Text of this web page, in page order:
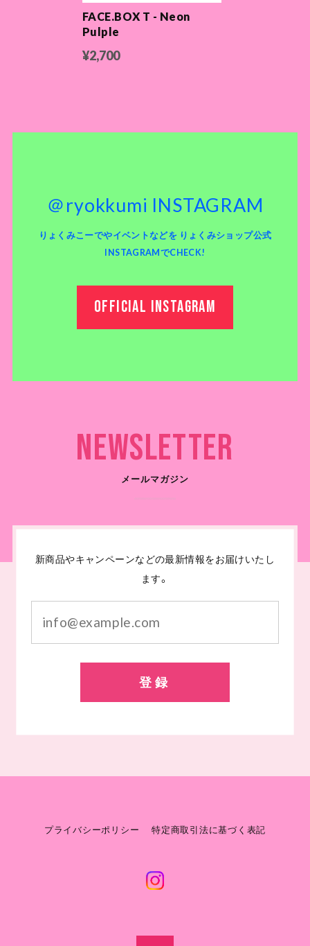
FACE.BOX T - Neon
Pulple
¥2,700
＠ryokkumi INSTAGRAM
りょくみこーでやイベントなどを りょくみショップ公式
INSTAGRAMでCHECK!
OFFICIAL INSTAGRAM
Newsletter
メールマガジン
新商品やキャンペーンなどの最新情報をお届けいたし
ます。
登録
プライバシーポリシー 特定商取引法に基づく表記